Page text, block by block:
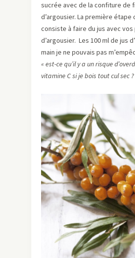
sucrée avec de la confiture de
d’argousier. La première étape
consiste à faire du jus avec
d’argousier. Les 100 ml de jus
main je ne pouvais pas
« est-ce qu’il y a un risque
vitamine C si je bois tout cul sec ?